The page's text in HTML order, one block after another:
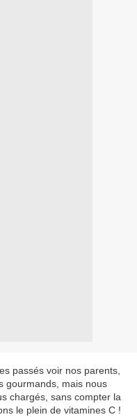
passés voir nos parents,
gourmands, mais nous
chargés, sans compter la
le plein de vitamines C !